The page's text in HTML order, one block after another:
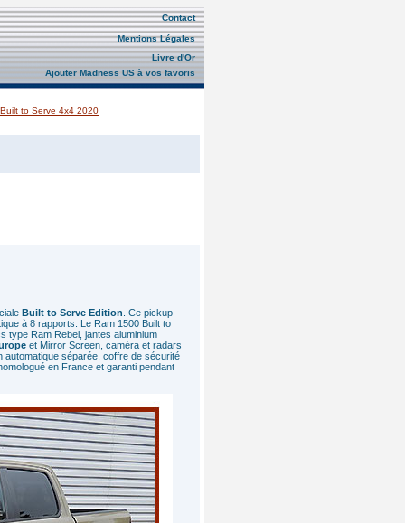
Contact
Mentions Légales
Livre d'Or
Ajouter Madness US à vos favoris
to Serve 4x4 2020
Built to Serve Edition . Ce pickup
à 8 rapports. Le Ram 1500 Built to
type Ram Rebel, jantes aluminium
et Mirror Screen, caméra et radars
automatique séparée, coffre de sécurité
en France et garanti pendant